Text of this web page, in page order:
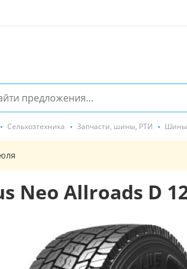
Сельхозтехника Запчасти, шины, РТИ Шины,
Neo Allroads D